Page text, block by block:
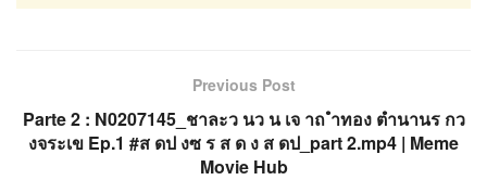
Previous Post
Parte 2 : N0207145_ชาละว นว น เจ าถ ำทอง ตำนานร กว
งจระเข Ep.1 #ส ดป งซ ร ส ด ง ส ดป_part 2.mp4 | Meme
Movie Hub